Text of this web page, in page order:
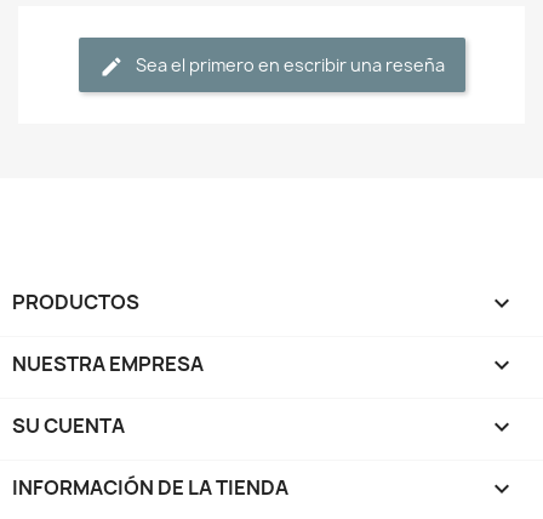
Sea el primero en escribir una reseña
PRODUCTOS 
NUESTRA EMPRESA 
SU CUENTA 
INFORMACIÓN DE LA TIENDA keyboard_arrow_down